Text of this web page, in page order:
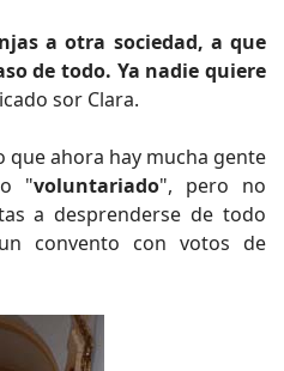
a otra sociedad, a que
de todo. Ya nadie quiere
sor Clara.
que ahora hay mucha gente
"voluntariado", pero no
a desprenderse de todo
convento con votos de